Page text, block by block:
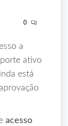
0
a
ativo
está
acesso